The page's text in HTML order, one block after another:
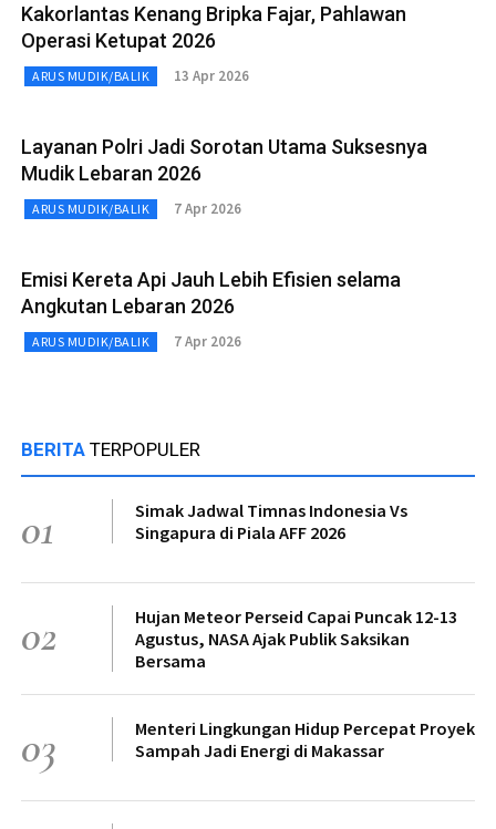
Kakorlantas Kenang Bripka Fajar, Pahlawan
Operasi Ketupat 2026
ARUS MUDIK/BALIK 13 Apr 2026
Layanan Polri Jadi Sorotan Utama Suksesnya
Mudik Lebaran 2026
ARUS MUDIK/BALIK 7 Apr 2026
Emisi Kereta Api Jauh Lebih Efisien selama
Angkutan Lebaran 2026
ARUS MUDIK/BALIK 7 Apr 2026
BERITA TERPOPULER
01
Simak Jadwal Timnas Indonesia Vs
Singapura di Piala AFF 2026
02
Hujan Meteor Perseid Capai Puncak 12-13
Agustus, NASA Ajak Publik Saksikan
Bersama
03
Menteri Lingkungan Hidup Percepat Proyek
Sampah Jadi Energi di Makassar